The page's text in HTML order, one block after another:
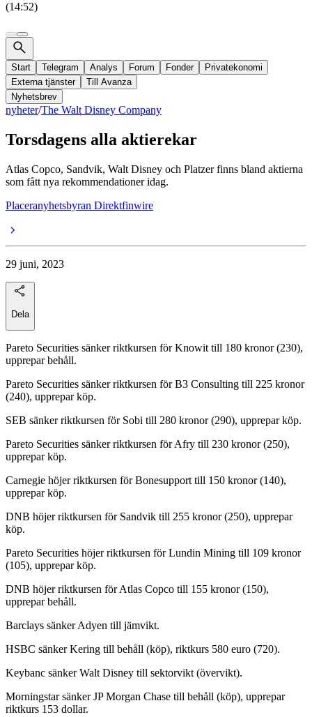
(14:52)
Start Telegram Analys Forum Fonder
Privatekonomi
Externa tjänster
Till Avanza
Nyhetsbrev
nyheter/The Walt Disney Company
Torsdagens alla aktierekar
Atlas Copco, Sandvik, Walt Disney och Platzer finns bland aktierna
som fått nya rekommendationer idag.
Placeranyhetsbyran Direktfinwire
29 juni, 2023
Dela
Pareto Securities sänker riktkursen för Knowit till 180 kronor (230),
upprepar behåll.
Pareto Securities sänker riktkursen för B3 Consulting till 225 kronor
(240), upprepar köp.
SEB sänker riktkursen för Sobi till 280 kronor (290), upprepar köp.
Pareto Securities sänker riktkursen för Afry till 230 kronor (250),
upprepar köp.
Carnegie höjer riktkursen för Bonesupport till 150 kronor (140),
upprepar köp.
DNB höjer riktkursen för Sandvik till 255 kronor (250), upprepar
köp.
Pareto Securities höjer riktkursen för Lundin Mining till 109 kronor
(105), upprepar köp.
DNB höjer riktkursen för Atlas Copco till 155 kronor (150),
upprepar behåll.
Barclays sänker Adyen till jämvikt.
HSBC sänker Kering till behåll (köp), riktkurs 580 euro (720).
Keybanc sänker Walt Disney till sektorvikt (övervikt).
Morningstar sänker JP Morgan Chase till behåll (köp), upprepar
riktkurs 153 dollar.